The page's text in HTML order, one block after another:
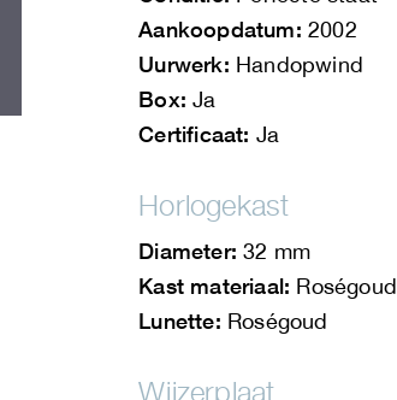
Aankoopdatum: 2002
Uurwerk: Handopwind
Box: Ja
Certificaat: Ja
Horlogekast
Diameter: 32 mm
Kast materiaal: Roségoud
Lunette: Roségoud
Wijzerplaat